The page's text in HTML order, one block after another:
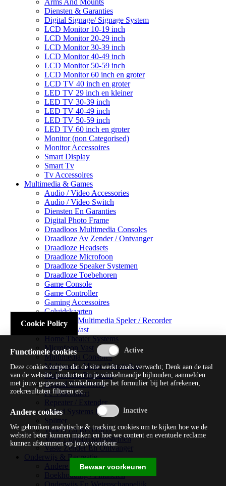
Arms And Mounts
Diensten & Garanties
Digital Signage/ Signage System
LCD Monitor 10-19 inch
LCD Monitor 20-29 inch
LCD Monitor 30-39 inch
LCD Monitor 40-49 inch
LCD Monitor 50-59 inch
LCD Monitor 60 inch en groter
LCD TV 40 inch en groter
LED TV 29 inch en kleiner
LED TV 30-39 inch
LED TV 40-49 inch
LED TV 50-59 inch
LED TV 60 inch en groter
Monitor (non Categorised)
Monitor Accessoires
Smart Display
Smart Tv
Tv Accessoires
Multimedia & Games
Audio / Video Accessories
Audio / Video Switch
Diensten En Garanties
Digital Photo Frame
Draadloos Multimedia Consoles
Draadloze Av Zender / Ontvanger
Draadloze Headsets
Draadloze Microfoon
Draadloze Speaker Systemen
Draadloze Toebehoren
Game Console
Game Controller
Gaming Accessoires
Geluidskaarten
Handheld Multimedia Speler / Recorder
Headsets Vast
Home Theater Systems
Microfoon Vast
Multimedia Consoles
Multimedia Mixer / Versterker
Multimedia Productie
Optical Disk Drive
Pc Videokaart
Repeater / Extender
Sound Systems Hi-fi
Splitter
Tuners En Recorders
Vaste Luidsprekersystemen
Vaste Zender En Ontvanger
Onderwijs & Recreatie
Andere Beveiligingssoftware
Boekhouding / Financiën
Cookie Policy
Functionele cookies
Deze cookies zorgen dat de site werkt zoals verwacht; Denk aan de taal
van de website, producten in je winkelmandje bijhouden, aanmelden
met jouw gegevens, winkelmandje het formulier bij het afrekenen,
zoekresultaten filteren etc.
Andere cookies
We gebruiken analytische & tracking cookies om te kijken hoe we de
website beter kunnen maken en hoe we content en eventuele reclame
kunnen afstemmen op jouw voorkeur.
Bewaar voorkeuren